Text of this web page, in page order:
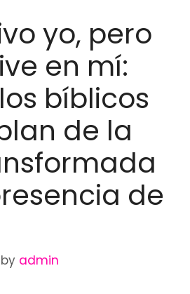
yo, pero
en mí:
bíblicos
de la
de
by admin